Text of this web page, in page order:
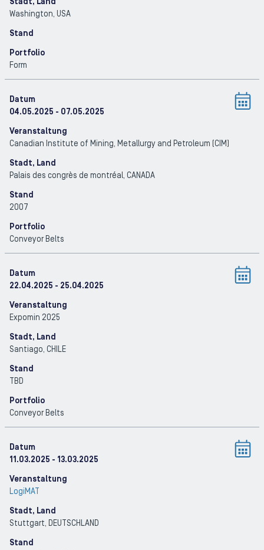
Washington, USA
Stand
Portfolio
Form
Datum
04.05.2025 - 07.05.2025
Veranstaltung
Canadian Institute of Mining, Metallurgy and Petroleum (CIM)
Stadt, Land
Palais des congrès de montréal, CANADA
Stand
2007
Portfolio
Conveyor Belts
Datum
22.04.2025 - 25.04.2025
Veranstaltung
Expomin 2025
Stadt, Land
Santiago, CHILE
Stand
TBD
Portfolio
Conveyor Belts
Datum
11.03.2025 - 13.03.2025
Veranstaltung
LogiMAT
Stadt, Land
Stuttgart, DEUTSCHLAND
Stand